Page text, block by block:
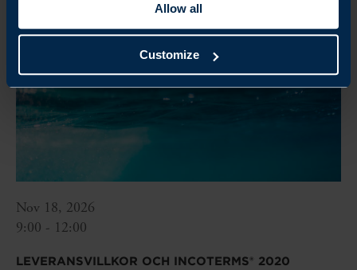
Allow all
Customize
Nov 18, 2026
9:00 - 12:00
LEVERANSVILLKOR OCH INCOTERMS® 2020